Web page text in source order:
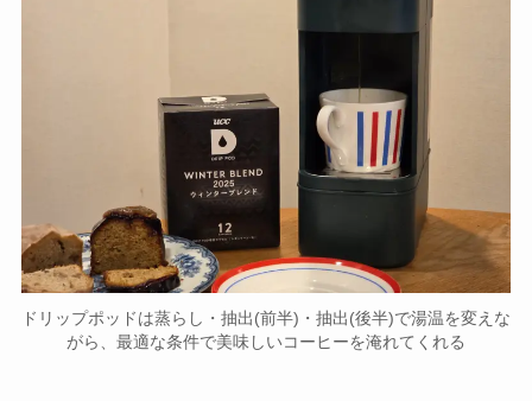
ドリップポッドは蒸らし・抽出(前半)・抽出(後半)で湯温を変えな
がら、最適な条件で美味しいコーヒーを淹れてくれる